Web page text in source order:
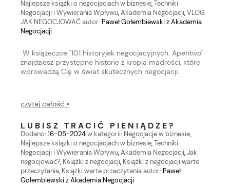
Najlepsze książki o negocjacjach w biznesie,Techniki
Negocjacji i Wywierania Wpływu,Akademia Negocjacji,VLOG
JAK NEGOCJOWAĆautor: Paweł Gołembiewski z Akademia
Negocjacji
W książeczce "101 historyjek negocjacyjnych. Aperitivo"
znajdziesz przystępne historie z kroplą mądrości, które
wprowadzą Cię w świat skutecznych negocjacji.
czytaj całość »
LUBISZ TRACIĆ PIENIĄDZE?
Dodano: 16-05-2024w kategorii: Negocjacje w biznesie,
Najlepsze książki o negocjacjach w biznesie,Techniki
Negocjacji i Wywierania Wpływu,Akademia Negocjacji,Jak
negocjować?, Książki z negocjacji, Książki z negocjacji warte
przeczytania, Książki warte przeczytaniaautor: Paweł
Gołembiewski z Akademia Negocjacji